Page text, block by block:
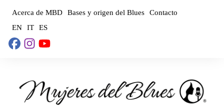
contenido
Acerca de MBD Bases y origen del Blues
Contacto
EN
IT ES